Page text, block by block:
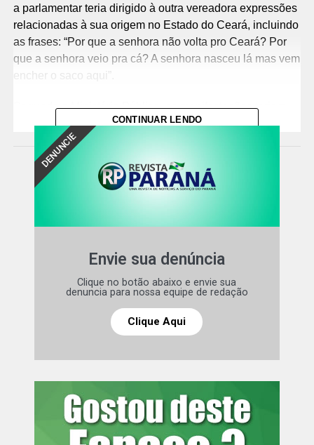
a parlamentar teria dirigido à outra vereadora expressões
relacionadas à sua origem no Estado do Ceará, incluindo
as frases: “Por que a senhora não volta pro Ceará? Por
que a senhora veio pra cá? A senhora nasceu lá mas vem
encher o saco aqui”.
Segundo o Ministério Público, as manifestações teriam
sido proferidas com a intenção de ofender e humilhar a
vítima, além de menosprezar e discriminar, de forma mais
ampla, pessoas de origem cearense, configurando, em
tese, discriminação por procedência nacional.
vítima pelos danos causados, inclusive morais, no
atualmente equivalente a R$ 32.420,00, a ser atualizado
Paraná envia mais de 190
Também foi requerido o arbitramento de indenização por
dano moral coletivo no valor correspondente a 40 salários
mínimos, no momento equivalente a R$ 64.840,00, em
CONTINUAR LENDO
Envie sua denúncia
Clique no botão abaixo e envie sua
denuncia para nossa equipe de redação
Clique Aqui
DENUNCIE